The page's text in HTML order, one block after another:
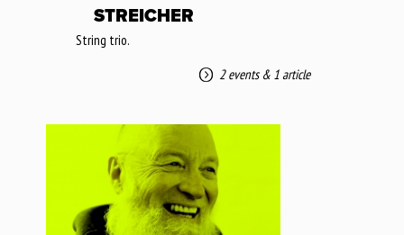
STREICHER
String trio.
2 events& 1 article